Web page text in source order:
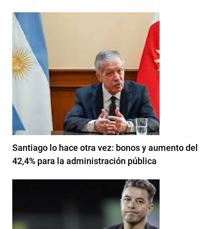
Santiago lo hace otra vez: bonos y aumento del
42,4% para la administración pública